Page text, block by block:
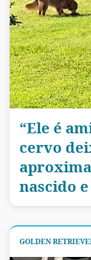
“Ele é
cervo
nascido
GOLDEN